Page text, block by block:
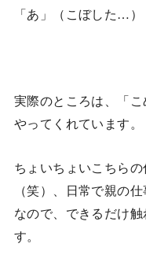
「あ」（こぼした…）
実際のところは、「
やってくれています。
ちょいちょいこちら
（笑）、日常で親の
なので、できるだけ
す。